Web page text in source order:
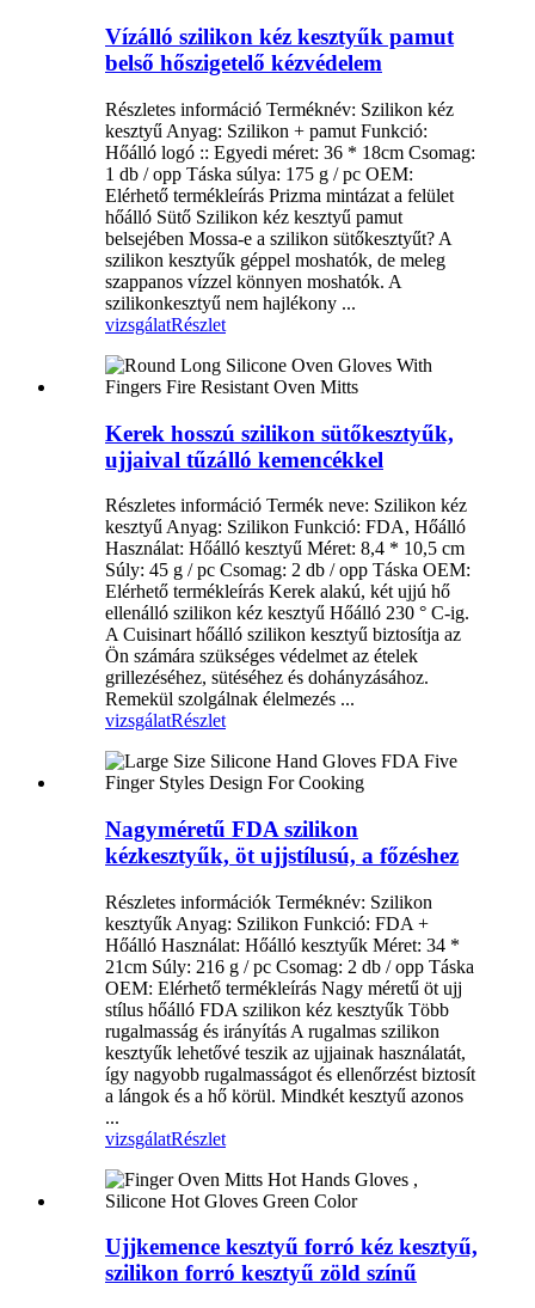
Vízálló szilikon kéz kesztyűk pamut
belső hőszigetelő kézvédelem
Részletes információ Terméknév: Szilikon kéz
kesztyű Anyag: Szilikon + pamut Funkció:
Hőálló logó :: Egyedi méret: 36 * 18cm Csomag:
1 db / opp Táska súlya: 175 g / pc OEM:
Elérhető termékleírás Prizma mintázat a felület
hőálló Sütő Szilikon kéz kesztyű pamut
belsejében Mossa-e a szilikon sütőkesztyűt? A
szilikon kesztyűk géppel moshatók, de meleg
szappanos vízzel könnyen moshatók. A
szilikonkesztyű nem hajlékony ...
vizsgálatRészlet
Kerek hosszú szilikon sütőkesztyűk,
ujjaival tűzálló kemencékkel
Részletes információ Termék neve: Szilikon kéz
kesztyű Anyag: Szilikon Funkció: FDA, Hőálló
Használat: Hőálló kesztyű Méret: 8,4 * 10,5 cm
Súly: 45 g / pc Csomag: 2 db / opp Táska OEM:
Elérhető termékleírás Kerek alakú, két ujjú hő
ellenálló szilikon kéz kesztyű Hőálló 230 ° C-ig.
A Cuisinart hőálló szilikon kesztyű biztosítja az
Ön számára szükséges védelmet az ételek
grillezéséhez, sütéséhez és dohányzásához.
Remekül szolgálnak élelmezés ...
vizsgálatRészlet
Nagyméretű FDA szilikon
kézkesztyűk, öt ujjstílusú, a főzéshez
Részletes információk Terméknév: Szilikon
kesztyűk Anyag: Szilikon Funkció: FDA +
Hőálló Használat: Hőálló kesztyűk Méret: 34 *
21cm Súly: 216 g / pc Csomag: 2 db / opp Táska
OEM: Elérhető termékleírás Nagy méretű öt ujj
stílus hőálló FDA szilikon kéz kesztyűk Több
rugalmasság és irányítás A rugalmas szilikon
kesztyűk lehetővé teszik az ujjainak használatát,
így nagyobb rugalmasságot és ellenőrzést biztosít
a lángok és a hő körül. Mindkét kesztyű azonos
...
vizsgálatRészlet
Ujjkemence kesztyű forró kéz kesztyű,
szilikon forró kesztyű zöld színű